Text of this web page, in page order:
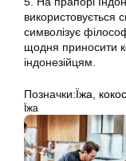
використовується
символізує
щодня приносити
індонезійцям.
Позначки:Їжа,
Їжа